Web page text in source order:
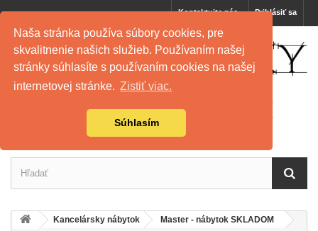
Naša stránka používa súbory cookies, pre
skvalitnenie našich služieb. Používaním našej
stránky súhlasíte s používaním cookies na našej
internetovej stránke. Zistiť viac.
Súhlasím
Prihlásiť sa
Kontaktujte nás
Kancelársky nábytok
Master - nábytok SKLADOM